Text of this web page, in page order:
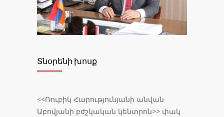
Տնօրենի խոսք
<<Ռուբիկ Հարությունյանի անվան
Աբովյանի բժշկական կենտրոն>> փակ